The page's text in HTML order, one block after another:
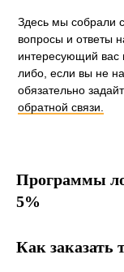
Здесь мы собрали
вопросы и ответы
интересующий вас
либо, если вы не
обязательно
обратной связи.
Программы
5%
Как заказать